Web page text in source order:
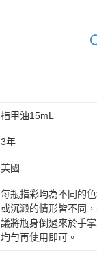
指甲油15mL
3年
美國
每瓶指彩均為不同的
或沉澱的情形皆不同
議將瓶身倒過來於手
均勻再使用即可。